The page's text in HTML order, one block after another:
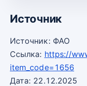
Источник
Источник: ФАО
Ссылка: https://
item_code=1656
Дата: 22.12.2025